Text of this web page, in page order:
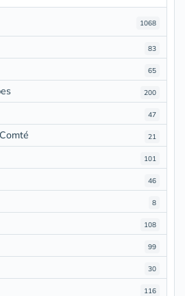
1068
83
65
200
47
21
101
46
8
108
99
30
116